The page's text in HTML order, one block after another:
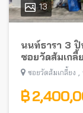
13
นนท์ธารา 3 ปิ่
ซอยวัดส้มเกลี้
ซอยวัดส้มเกลี้ยง ,
฿